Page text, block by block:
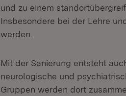
und zu einem
Insbesondere bei der Lehre
werden.
Mit der Sanierung entsteht
neurologische und
Gruppen werden dort